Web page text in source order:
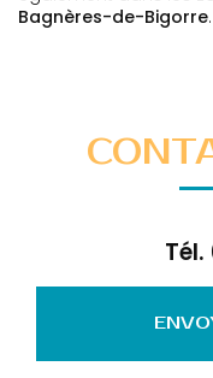
Bagnères-de-Bigorre.
Tél.